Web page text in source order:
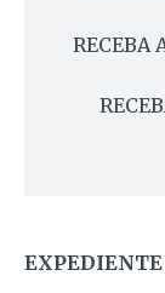
RECEBA
EXPEDIENTE